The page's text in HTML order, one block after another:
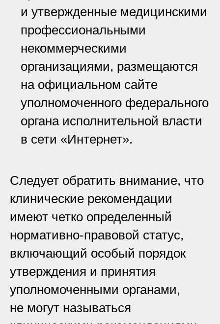
и утвержденные медицинскими
профессиональными
некоммерческими
организациями, размещаются
на официальном сайте
уполномоченного федерального
органа исполнительной власти
в сети «Интернет».
Следует обратить внимание, что
клинические рекомендации
имеют четко определенный
нормативно-правовой статус,
включающий особый порядок
утверждения и принятия
уполномоченными органами,
не могут называться